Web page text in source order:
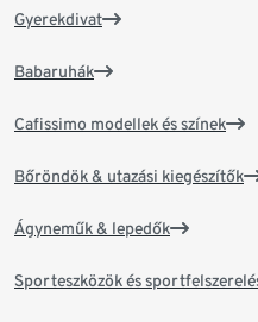
Gyerekdivat
Babaruhák
Cafissimo modellek és színek
Bőröndök & utazási kiegészítők
Ágyneműk & lepedők
Sporteszközök és